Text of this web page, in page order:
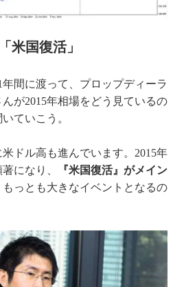
米国復活」
間に渡って、プロップディーラ
が2015年相場をどう見ているの
ていこう。
ドル高も進んでいます。2015年
になり、
『米国復活』がメイン
っとも大きなイベントとなるの